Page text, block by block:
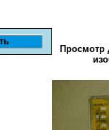
Просмотр